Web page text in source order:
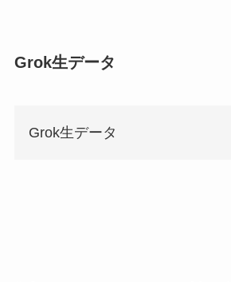
Grok生データ
Grok生データ